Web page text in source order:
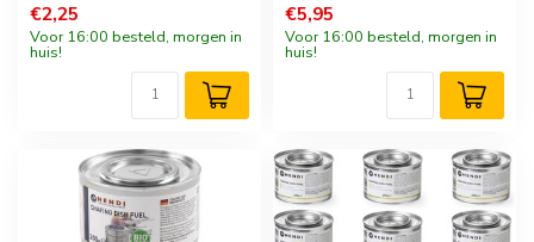
€2,25
Voor 16:00 besteld, morgen in
huis!
€5,95
Voor 16:00 besteld, morgen in
huis!